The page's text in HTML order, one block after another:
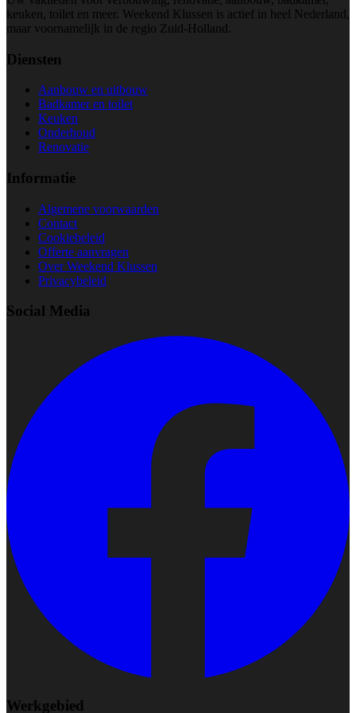
keuken, toilet en meer. Weekend Klussen is actief in heel Nederland,
maar voornamelijk in de regio Zuid-Holland.
Diensten
Aanbouw en uitbouw
Badkamer en toilet
Keuken
Onderhoud
Renovatie
Informatie
Algemene voorwaarden
Contact
Cookiebeleid
Offerte aanvragen
Over Weekend Klussen
Privacybeleid
Social Media
Werkgebied